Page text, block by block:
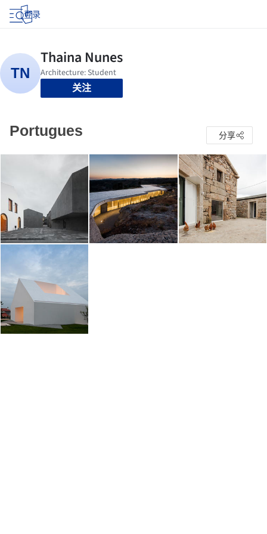
登录
关注
Portugues 分享